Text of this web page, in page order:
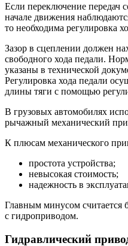
Если переключение передач
начале движения
то необходима регулировка
Зазор в сцеплении должен
свободного хода педали.
указаны в технической
Регулировка хода педали
длины тяги с помощью
В грузовых автомобилях
рычажный механический
К плюсам механического
простота устройства;
невысокая стоимость;
надежность в
Главным минусом
с гидроприводом.
Гидравлический